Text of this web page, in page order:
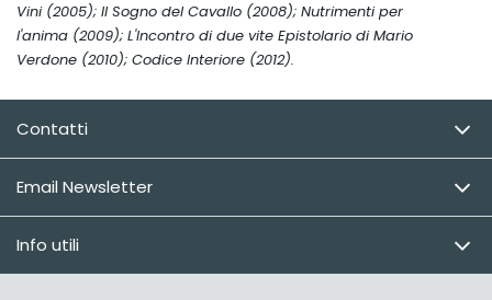
Vini (2005); Il Sogno del Cavallo (2008); Nutrimenti per
l'anima (2009); L'Incontro di due vite Epistolario di Mario
Verdone (2010); Codice Interiore (2012).
Contatti
Email Newsletter
Info utili